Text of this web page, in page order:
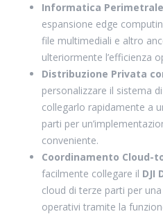
Informatica Perimetrale
espansione edge
file multimediali e altro
ulteriormente l’efficienza
Distribuzione Privata
personalizzare il sistema
collegarlo rapidamente a
parti per
conveniente.
Coordinamento Cloud-
facilmente collegare il DJI
cloud di terze parti per
operativi tramite la